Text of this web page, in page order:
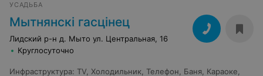
Беларуси) владельцам успехов и всего хорошего в
будущем. ну а мы еще обязательно сюда вернемся)
УСАДЬБА
Мытнянскi гасцiнец
Лидский р-н д. Мыто ул. Центральная, 16
Круглосуточно
Инфраструктура: TV Холодильник Телефон Баня Караоке